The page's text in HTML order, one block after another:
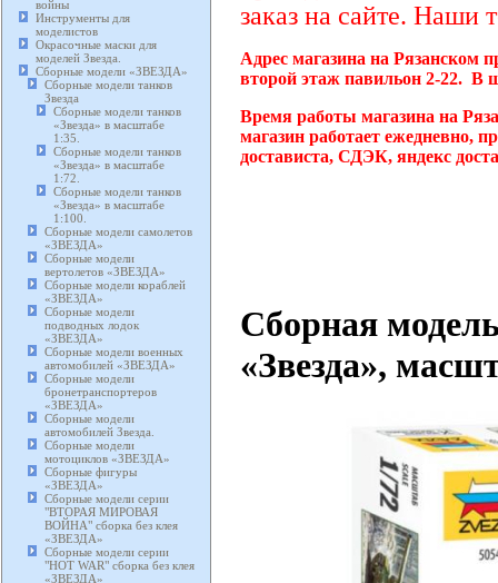
войны
Инструменты для
моделистов
Окрасочные маски для
моделей Звезда.
Сборные модели «ЗВЕЗДА»
Сборные модели танков
Звезда
Сборные модели танков
«Звезда» в масштабе
1:35.
Сборные модели танков
«Звезда» в масштабе
1:72.
Сборные модели танков
«Звезда» в масштабе
1:100.
Сборные модели самолетов
«ЗВЕЗДА»
Сборные модели
вертолетов «ЗВЕЗДА»
Сборные модели кораблей
«ЗВЕЗДА»
Сборные модели
подводных лодок
«ЗВЕЗДА»
Сборные модели военных
автомобилей «ЗВЕЗДА»
Сборные модели
бронетранспортеров
«ЗВЕЗДА»
Сборные модели
автомобилей Звезда.
Сборные модели
мотоциклов «ЗВЕЗДА»
Сборные фигуры
«ЗВЕЗДА»
Сборные модели серии
"ВТОРАЯ МИРОВАЯ
ВОЙНА" сборка без клея
«ЗВЕЗДА»
Сборные модели серии
"HOT WAR" сборка без клея
«ЗВЕЗДА»
заказ на сайте. Наши
Адрес магазина на Рязанском
второй этаж павильон 2-22. В
Время работы магазина на
магазин работает ежедневно,
достависта, СДЭК, яндекс
Сборная
«Звезда»,